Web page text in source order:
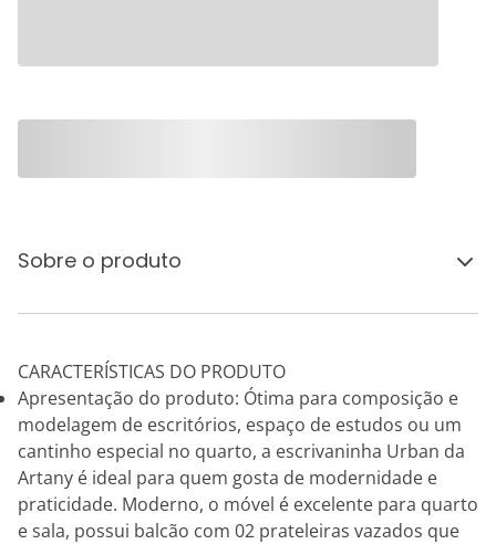
Sobre o produto
CARACTERÍSTICAS DO PRODUTO
Apresentação do produto: Ótima para composição e
modelagem de escritórios, espaço de estudos ou um
cantinho especial no quarto, a escrivaninha Urban da
Artany é ideal para quem gosta de modernidade e
praticidade. Moderno, o móvel é excelente para quarto
e sala, possui balcão com 02 prateleiras vazados que